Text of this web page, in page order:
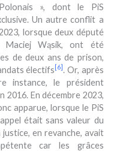
», dont le PiS
Un autre conflit a
lorsque deux député
Maciej Wąsik, ont été
de deux ans de prison,
électifs [6] . Or, après
instance, le président
2016. En décembre 2023,
apparue, lorsque le PiS
était sans valeur du
en revanche, avait
car les grâces